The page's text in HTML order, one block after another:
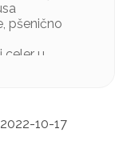
pšenično
celer u
2022-10-17